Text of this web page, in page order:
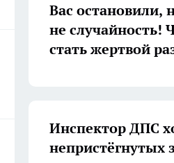
Вас остановили,
не случайность!
стать жертвой
Инспектор ДПС
непристёгнутых